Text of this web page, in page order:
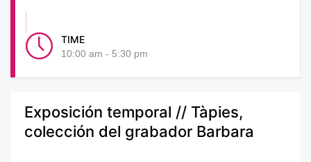
TIME
10:00 am - 5:30 pm
Exposición temporal // Tàpies,
colección del grabador Barbara